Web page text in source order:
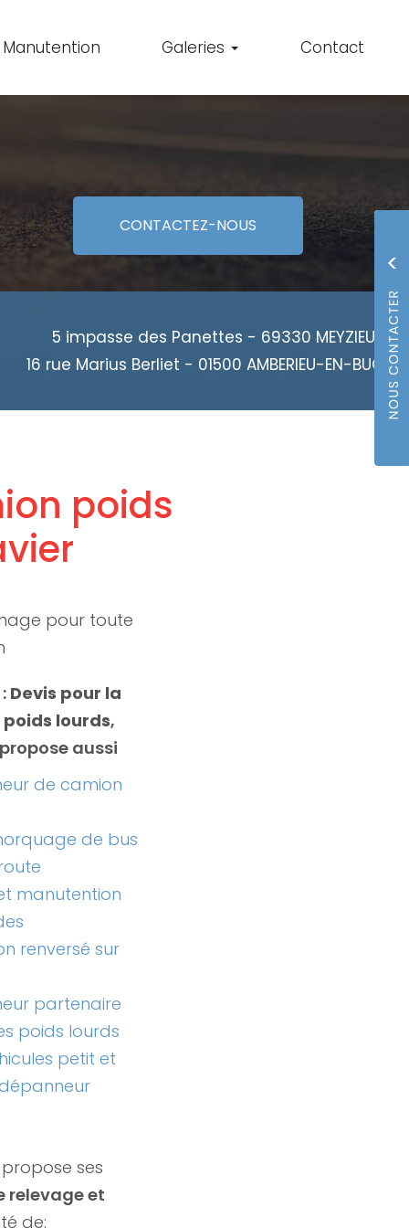
Manutention Galeries Contact
CONTACTEZ-NOUS
5 impasse des Panettes - 69330 MEYZIEU
16 rue Marius Berliet - 01500 AMBERIEU-EN-BUGEY
poids
pour toute
Devis pour la
lourds,
aussi
de camion
de bus
manutention
renversé sur
partenaire
poids lourds
petit et
ses
relevage et
de: